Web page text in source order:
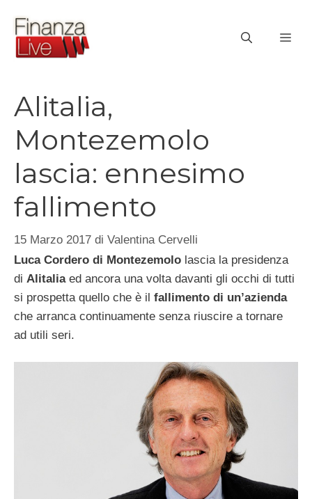
contenuto
Alitalia,
Montezemolo
lascia: ennesimo
fallimento
15 Marzo 2017 di Valentina Cervelli
Luca Cordero di Montezemolo lascia la presidenza
di Alitaliaed ancora una volta davanti gli occhi di tutti
si prospetta quello che è il fallimento di un’azienda
che arranca continuamente senza riuscire a tornare
ad utili seri.